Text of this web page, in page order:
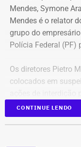
Mendes, Symone
Mendes é o relator
grupo do
Polícia Federal (PF)
Os diretores Pietro
colocados em
companhia em
CONTINUE LENDO